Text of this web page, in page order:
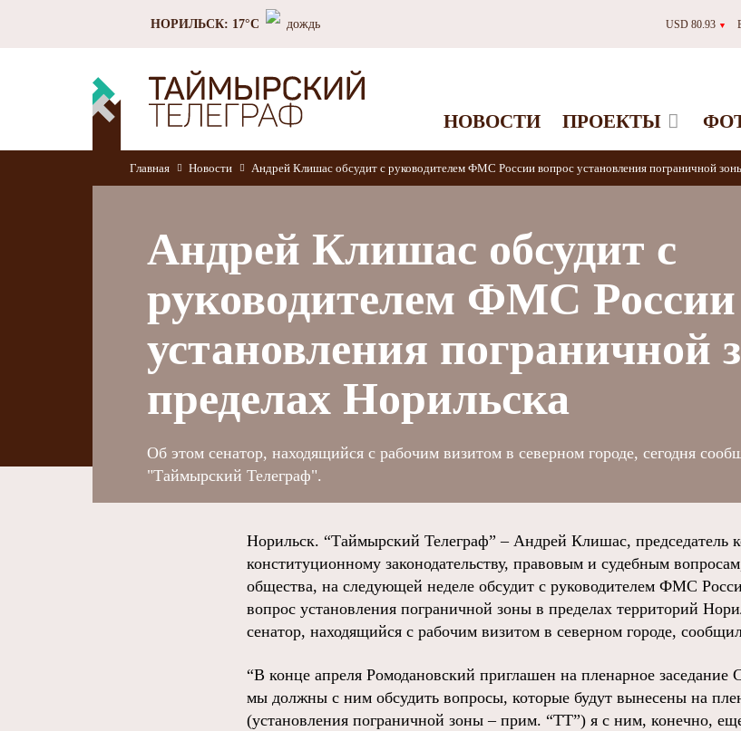
НОРИЛЬСК: 17°C дождь USD 80.93 ▼
НОВОСТИ ПРОЕКТЫ
Главная Новости Андрей Клишас обсудит с руководителем ФМС России вопрос установления пограничной
Андрей Клишас обсудит с
руководителем ФМС России
установления пограничной
пределах Норильска
Об этом сенатор, находящийся с рабочим визитом в северном городе, сегодня
"Таймырский Телеграф".
Норильск. “Таймырский Телеграф” – Андрей Клишас, председатель
конституционному законодательству, правовым и судебным
общества, на следующей неделе обсудит с руководителем ФМС
вопрос установления пограничной зоны в пределах территорий
сенатор, находящийся с рабочим визитом в северном городе, сообщил
“В конце апреля Ромодановский приглашен на пленарное
мы должны с ним обсудить вопросы, которые будут вынесены на
(установления пограничной зоны – прим. “ТТ”) я с ним, конечно,